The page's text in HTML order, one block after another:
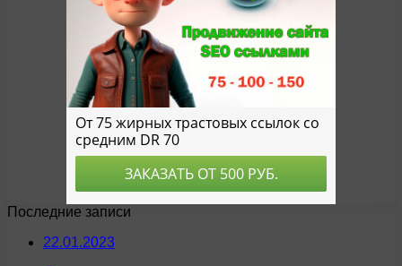
Последние записи
22.01.2023